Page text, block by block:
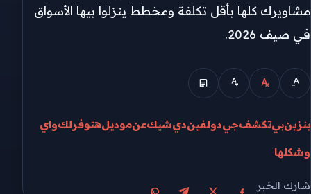
مشاويرك كلها بأقل تكلفة ومخطط ينزلوا بيها الأسواق
في صيف 2026.
بنزينبيتكشفجيدولفينديشيكعنموديلهتوفرلكواي
وشكلها
شارك الخبر